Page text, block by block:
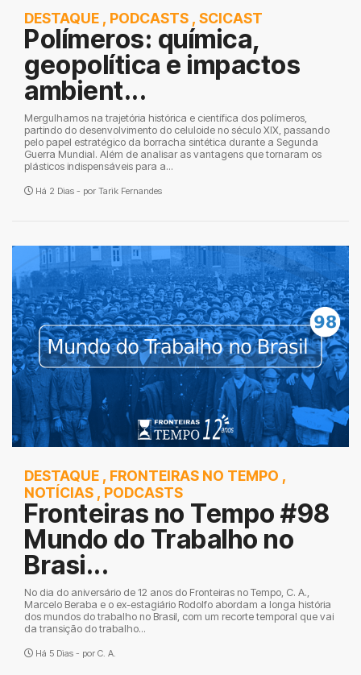
DESTAQUE , PODCASTS , SCICAST
Polímeros: química,
geopolítica e impactos
ambient...
Mergulhamos na trajetória histórica e científica dos polímeros,
partindo do desenvolvimento do celuloide no século XIX, passando
pelo papel estratégico da borracha sintética durante a Segunda
Guerra Mundial. Além de analisar as vantagens que tornaram os
plásticos indispensáveis para a...
Há 2 Dias - por Tarik Fernandes
DESTAQUE , FRONTEIRAS NO TEMPO ,
NOTÍCIAS , PODCASTS
Fronteiras no Tempo #98
Mundo do Trabalho no
Brasi...
No dia do aniversário de 12 anos do Fronteiras no Tempo, C. A.,
Marcelo Beraba e o ex-estagiário Rodolfo abordam a longa história
dos mundos do trabalho no Brasil, com um recorte temporal que vai
da transição do trabalho...
Há 5 Dias - por C. A.